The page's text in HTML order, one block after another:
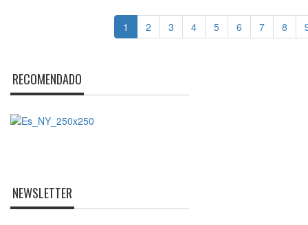
1 2 3 4 5 6 7 8
RECOMENDADO
NEWSLETTER